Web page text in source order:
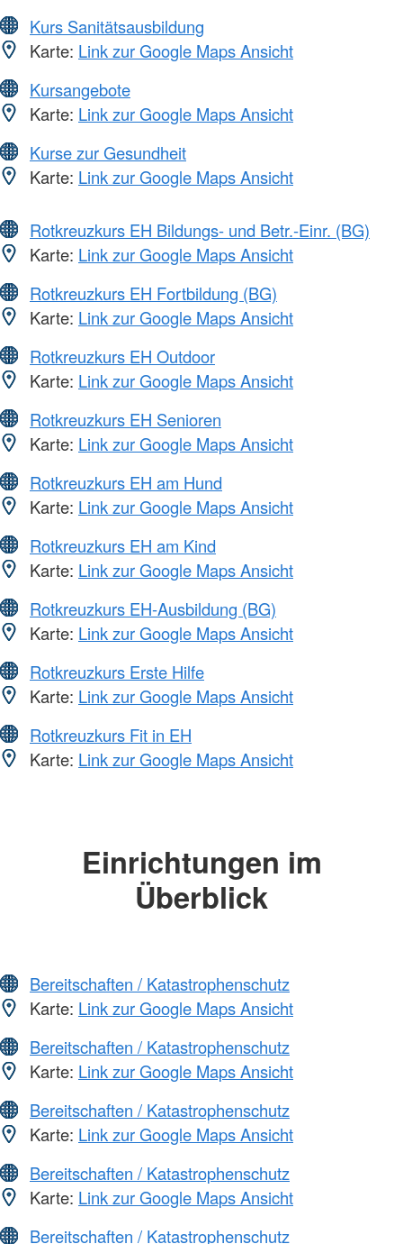
Kurs Sanitätsausbildung
Karte: Link zur Google Maps Ansicht
Kursangebote
Karte: Link zur Google Maps Ansicht
Kurse zur Gesundheit
Karte: Link zur Google Maps Ansicht
Rotkreuzkurs EH Bildungs- und Betr.-Einr. (BG)
Karte: Link zur Google Maps Ansicht
Rotkreuzkurs EH Fortbildung (BG)
Karte: Link zur Google Maps Ansicht
Rotkreuzkurs EH Outdoor
Karte: Link zur Google Maps Ansicht
Rotkreuzkurs EH Senioren
Karte: Link zur Google Maps Ansicht
Rotkreuzkurs EH am Hund
Karte: Link zur Google Maps Ansicht
Rotkreuzkurs EH am Kind
Karte: Link zur Google Maps Ansicht
Rotkreuzkurs EH-Ausbildung (BG)
Karte: Link zur Google Maps Ansicht
Rotkreuzkurs Erste Hilfe
Karte: Link zur Google Maps Ansicht
Rotkreuzkurs Fit in EH
Karte: Link zur Google Maps Ansicht
Einrichtungen im
Überblick
Bereitschaften / Katastrophenschutz
Karte: Link zur Google Maps Ansicht
Bereitschaften / Katastrophenschutz
Karte: Link zur Google Maps Ansicht
Bereitschaften / Katastrophenschutz
Karte: Link zur Google Maps Ansicht
Bereitschaften / Katastrophenschutz
Karte: Link zur Google Maps Ansicht
Bereitschaften / Katastrophenschutz